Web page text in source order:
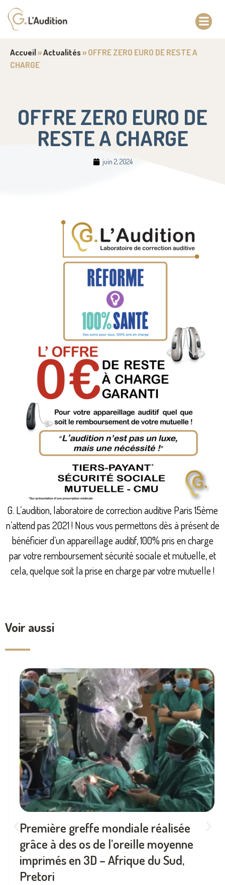
Accueil»Actualités»OFFRE ZERO EURO DE RESTE A
CHARGE
OFFRE ZERO EURO DE
RESTE A CHARGE
juin 2, 2024
G. L’audition, laboratoire de correction auditive Paris 15ème
n’attend pas 2021 ! Nous vous permettons dès à présent de
bénéficier d’un appareillage auditif, 100% pris en charge
par votre remboursement sécurité sociale et mutuelle, et
cela, quelque soit la prise en charge par votre mutuelle !
Voir aussi
Première greffe mondiale réalisée
grâce à des os de l’oreille moyenne
imprimés en 3D – Afrique du Sud,
Pretori